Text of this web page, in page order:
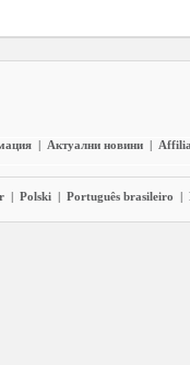
| Актуални новини |
| Polski | Português brasileiro |